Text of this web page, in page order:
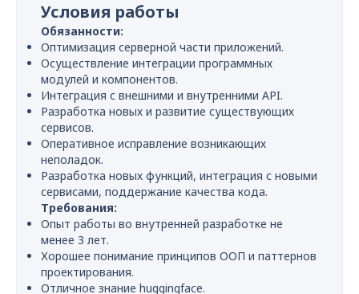
Условия работы
Обязанности:
Оптимизация серверной части приложений.
Осуществление интеграции программных
модулей и компонентов.
Интеграция с внешними и внутренними API.
Разработка новых и развитие существующих
сервисов.
Оперативное исправление возникающих
неполадок.
Разработка новых функций, интеграция с новыми
сервисами, поддержание качества кода.
Требования:
Опыт работы во внутренней разработке не
менее 3 лет.
Хорошее понимание принципов ООП и паттернов
проектирования.
Отличное знание huggingface.